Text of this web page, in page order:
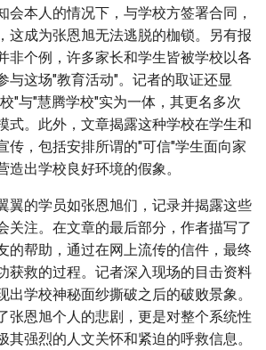
会本人的情况下，与学校方签署合同，
这成为张恩旭无法逃脱的枷锁。另有报
非个例，许多家长和学生皆被学校以各
与这场"教育活动"。记者的取证还显
"与"慧腾学校"实为一体，其更名多次
式。此外，文章揭露这种学校在学生和
传，包括安排所谓的"可信"学生面向家
造出学校良好环境的假象。
翼的学员如张恩旭们，记录并揭露这些
关注。在文章的最后部分，作者描写了
的帮助，通过在网上流传的信件，最终
获救的过程。记者深入现场的目击资料
出学校神秘面纱撕破之后的破败景象。
张恩旭个人的悲剧，更是对整个系统性
其强烈的人文关怀和紧迫的呼救信息。